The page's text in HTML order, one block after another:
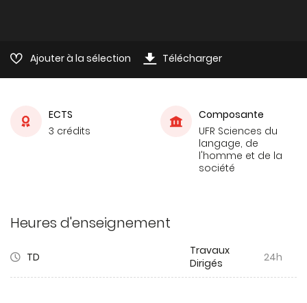
Ajouter à la sélection Télécharger
ECTS
3 crédits
Composante
UFR Sciences du
langage, de
l'homme et de la
société
Heures d'enseignement
TD
Travaux
Dirigés
24h